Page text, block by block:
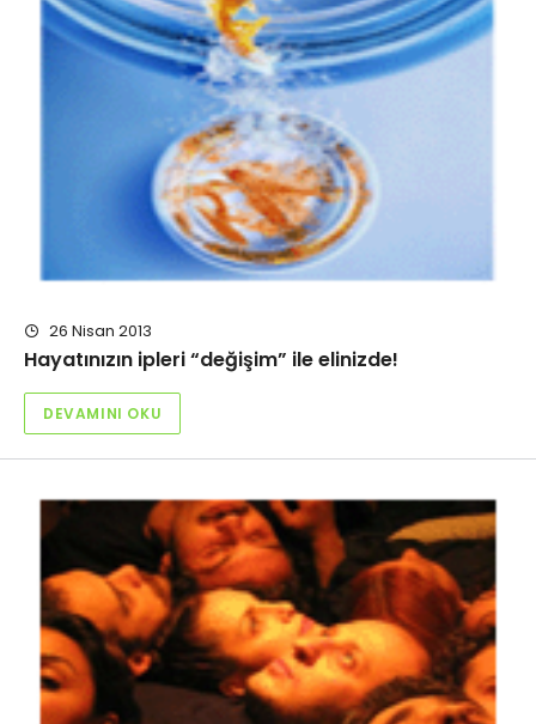
26 Nisan 2013
Hayatınızın ipleri “değişim” ile elinizde!
DEVAMINI OKU